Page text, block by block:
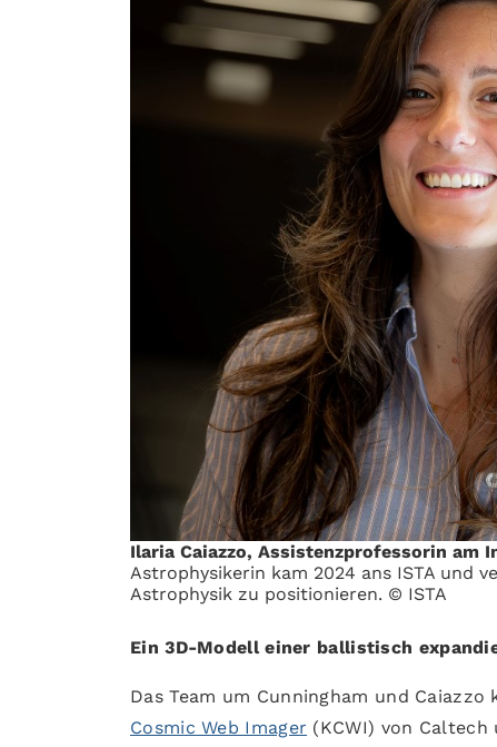
Ilaria Caiazzo, Assistenzprofessorin am
Astrophysikerin kam 2024 ans ISTA und
Astrophysik zu positionieren. © ISTA
Ein 3D-Modell einer ballistisch
Das Team um Cunningham und
Cosmic Web Imager (KCWI) von